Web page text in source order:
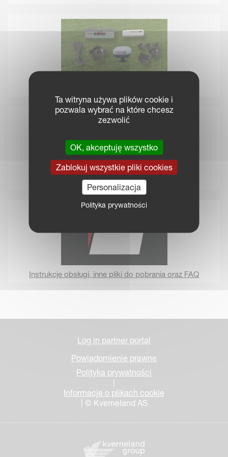
Narzędzia IsoMatch
Instrukcje obsługi, inne pliki do pobrania oraz FAQ
Log in partner portal
Powiadomienie prawne
Polityka prywatności
|
Informacje o plikach cookie
| © Kverneland AS
Ta witryna używa plików cookie i
pozwala wybrać na które chcesz
zezwolić
OK, akceptuję wszystko
Zablokuj wszystkie pliki cookies
Personalizacja
Polityka prywatności